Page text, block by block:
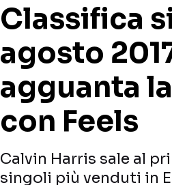
Classifica
agosto
agguanta
con Feels
Calvin Harris sale al
singoli più venduti in